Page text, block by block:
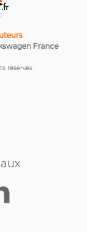
France
réservés.